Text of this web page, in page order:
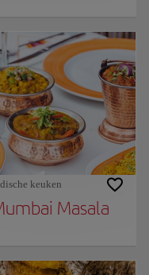
keuken
Masala